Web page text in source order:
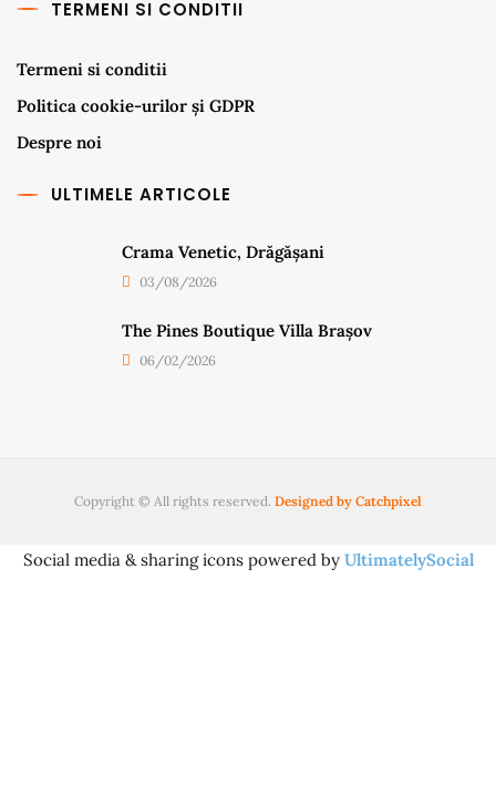
TERMENI SI CONDITII
Termeni si conditii
Politica cookie-urilor și GDPR
Despre noi
ULTIMELE ARTICOLE
Crama Venetic, Drăgășani
03/08/2026
The Pines Boutique Villa Brașov
06/02/2026
Copyright © All rights reserved. Designed by Catchpixel
Social media & sharing icons powered by UltimatelySocial